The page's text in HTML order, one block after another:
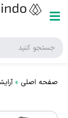
صفحه اصلی »